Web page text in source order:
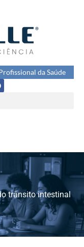
da Saúde
trânsito intestinal